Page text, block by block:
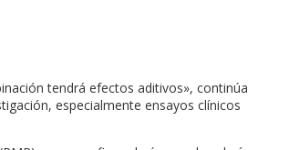
tendrá efectos aditivos», continúa
especialmente ensayos clínicos